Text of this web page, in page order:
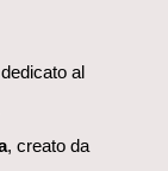
al
, creato da